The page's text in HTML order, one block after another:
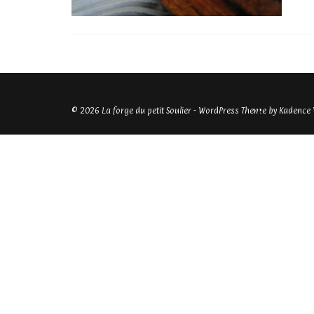
© 2026 La forge du petit Soulier - WordPress Theme by Kadence